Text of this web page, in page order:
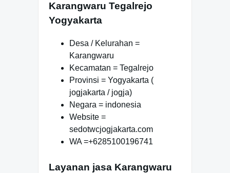
Karangwaru Tegalrejo
Yogyakarta
Desa / Kelurahan =
Karangwaru
Kecamatan = Tegalrejo
Provinsi = Yogyakarta (
jogjakarta / jogja)
Negara = indonesia
Website =
sedotwcjogjakarta.com
WA =+6285100196741
Layanan jasa Karangwaru